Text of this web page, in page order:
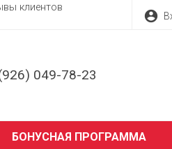
клиентов
account_circle
049-78-23
БОНУСНАЯ ПРОГРАММА